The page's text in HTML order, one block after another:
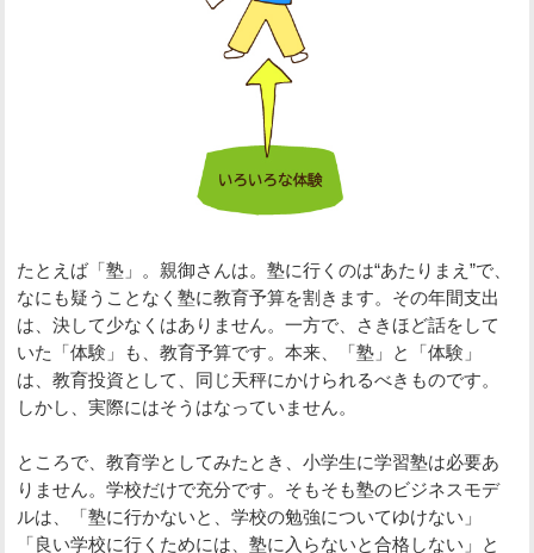
たとえば「塾」。親御さんは。塾に行くのは“あたりまえ”で、
なにも疑うことなく塾に教育予算を割きます。その年間支出
は、決して少なくはありません。一方で、さきほど話をして
いた「体験」も、教育予算です。本来、「塾」と「体験」
は、教育投資として、同じ天秤にかけられるべきものです。
しかし、実際にはそうはなっていません。
ところで、教育学としてみたとき、小学生に学習塾は必要あ
りません。学校だけで充分です。そもそも塾のビジネスモデ
ルは、「塾に行かないと、学校の勉強についてゆけない」
「良い学校に行くためには、塾に入らないと合格しない」と